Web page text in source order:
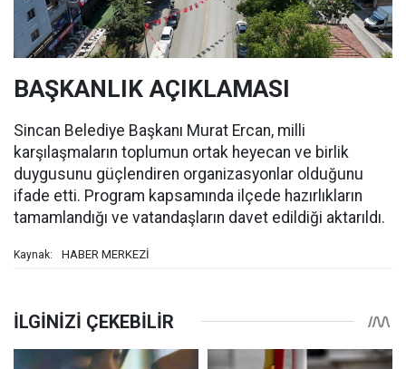
BAŞKANLIK AÇIKLAMASI
Sincan Belediye Başkanı Murat Ercan, milli
karşılaşmaların toplumun ortak heyecan ve birlik
duygusunu güçlendiren organizasyonlar olduğunu
ifade etti. Program kapsamında ilçede hazırlıkların
tamamlandığı ve vatandaşların davet edildiği aktarıldı.
Kaynak: HABER MERKEZİ